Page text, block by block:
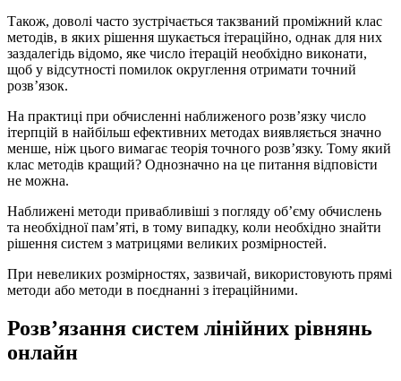
Також, доволі часто зустрічається такзваний проміжний клас
методів, в яких рішення шукається ітераційно, однак для них
заздалегідь відомо, яке число ітерацій необхідно виконати,
щоб у відсутності помилок округлення отримати точний
розв’язок.
На практиці при обчисленні наближеного розв’язку число
ітерпцій в найбільш ефективних методах виявляється значно
менше, ніж цього вимагає теорія точного розв’язку. Тому який
клас методів кращий? Однозначно на це питання відповісти
не можна.
Наближені методи привабливіші з погляду об’єму обчислень
та необхідної пам’яті, в тому випадку, коли необхідно знайти
рішення систем з матрицями великих розмірностей.
При невеликих розмірностях, зазвичай, використовують прямі
методи або методи в поєднанні з ітераційними.
Розв’язання систем лінійних рівнянь
онлайн